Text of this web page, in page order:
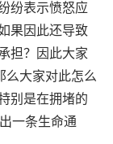
纷表示愤怒应
果因此还导致
担？因此大家
么大家对此怎么
别是在拥堵的
一条生命通